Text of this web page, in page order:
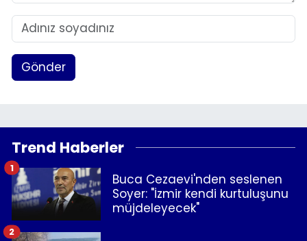
Gönder
Trend Haberler
Buca Cezaevi'nden seslenen
Soyer: "İzmir kendi kurtuluşunu
müjdeleyecek"
1
2